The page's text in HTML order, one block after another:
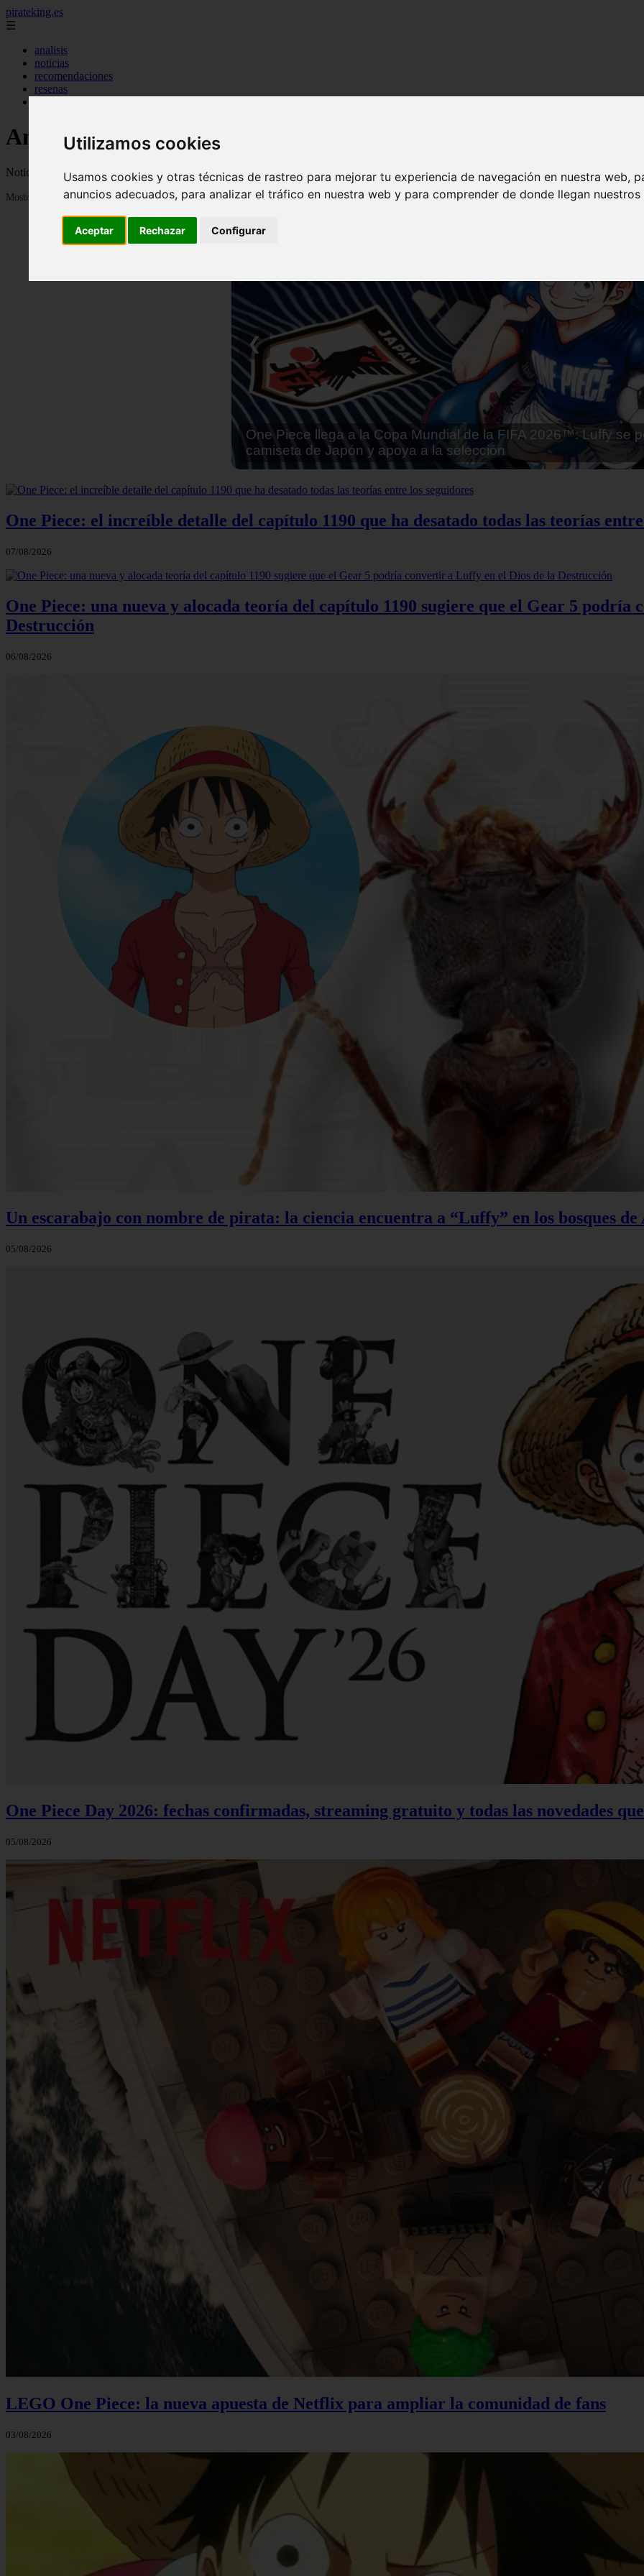
Utilizamos cookies
Usamos cookies y otras técnicas de rastreo para mejorar tu experiencia de navegación en nuestra web,
anuncios adecuados, para analizar el tráfico en nuestra web y para comprender de donde llegan
Aceptar Rechazar Configurar
pirateking.es
☰
analisis
noticias
recomendaciones
resenas
Anime en Español
Noticias, novedades, fanfics, trailers, videos, avances y todo sobre anime en español
Mostrando 1 - 24 de 235 artículos
Reseña Hentai - Kuroinu: Kedakaki Seijo wa Hakudaku ni
Español
❮
One Piece: el increíble detalle del capítulo 1190 que ha desatado todas las teorías
07/08/2026
One Piece: una nueva y alocada teoría del capítulo 1190 sugiere que el Gear 5
Destrucción
06/08/2026
Un escarabajo con nombre de pirata: la ciencia encuentra a “Luffy” en los bosques de
05/08/2026
One Piece Day 2026: fechas confirmadas, streaming gratuito y todas las novedades
05/08/2026
LEGO One Piece: la nueva apuesta de Netflix para ampliar la comunidad de fans
03/08/2026